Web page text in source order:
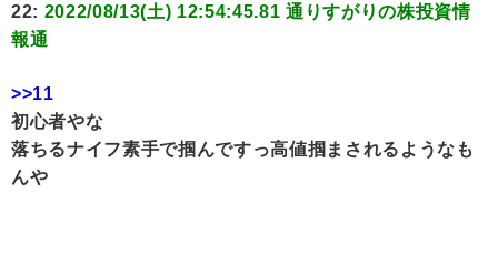
22: 2022/08/13(土) 12:54:45.81 通りすがりの株投資情
報通
>>11
初心者やな
落ちるナイフ素手で掴んですっ高値掴まされるようなも
んや